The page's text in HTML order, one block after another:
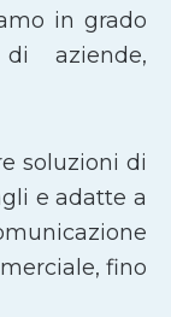
in grado
aziende,
soluzioni di
e adatte a
fino